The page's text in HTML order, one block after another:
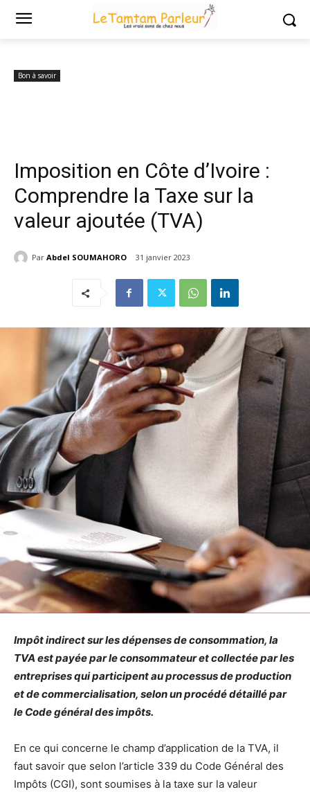
Accueil Bon à savoir
Imposition en Côte d’Ivoire : Comprendre la
Bon à savoir
Imposition en Côte d’Ivoire :
Comprendre la Taxe sur la
valeur ajoutée (TVA)
Par Abdel SOUMAHORO 31 janvier 2023
Impôt indirect sur les dépenses de consommation, la
TVA est payée par le consommateur et collectée par les
entreprises qui participent au processus de production
et de commercialisation, selon un procédé détaillé par
le Code général des impôts.
En ce qui concerne le champ d’application de la TVA, il
faut savoir que selon l’article 339 du Code Général des
Impôts (CGI), sont soumises à la taxe sur la valeur